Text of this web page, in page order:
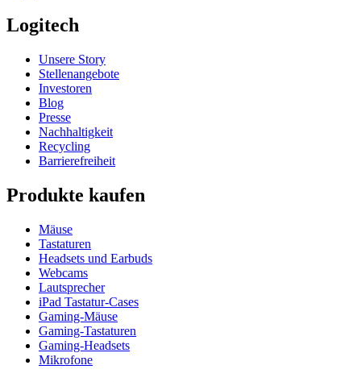
Logitech
Unsere Story
Stellenangebote
Investoren
Blog
Presse
Nachhaltigkeit
Recycling
Barrierefreiheit
Produkte kaufen
Mäuse
Tastaturen
Headsets und Earbuds
Webcams
Lautsprecher
iPad Tastatur-Cases
Gaming-Mäuse
Gaming-Tastaturen
Gaming-Headsets
Mikrofone